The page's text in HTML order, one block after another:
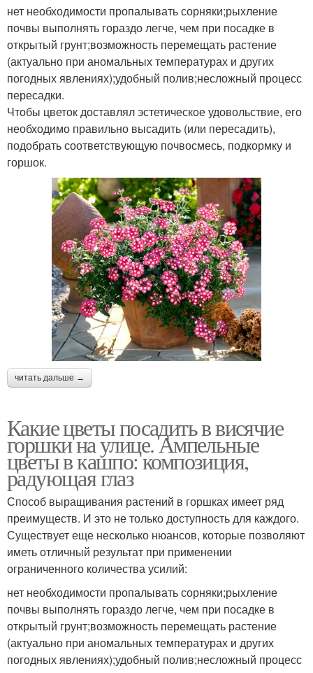
нет необходимости пропалывать сорняки;рыхление
почвы выполнять гораздо легче, чем при посадке в
открытый грунт;возможность перемещать растение
(актуально при аномальных температурах и других
погодных явлениях);удобный полив;несложный процесс
пересадки.
Чтобы цветок доставлял эстетическое удовольствие, его
необходимо правильно высадить (или пересадить),
подобрать соответствующую почвосмесь, подкормку и
горшок.
читать дальше →
Какие цветы посадить в висячие
горшки на улице. Ампельные
цветы в кашпо: композиция,
радующая глаз
Способ выращивания растений в горшках имеет ряд
преимуществ. И это не только доступность для каждого.
Существует еще несколько нюансов, которые позволяют
иметь отличный результат при применении
ограниченного количества усилий:
нет необходимости пропалывать сорняки;рыхление
почвы выполнять гораздо легче, чем при посадке в
открытый грунт;возможность перемещать растение
(актуально при аномальных температурах и других
погодных явлениях);удобный полив;несложный процесс